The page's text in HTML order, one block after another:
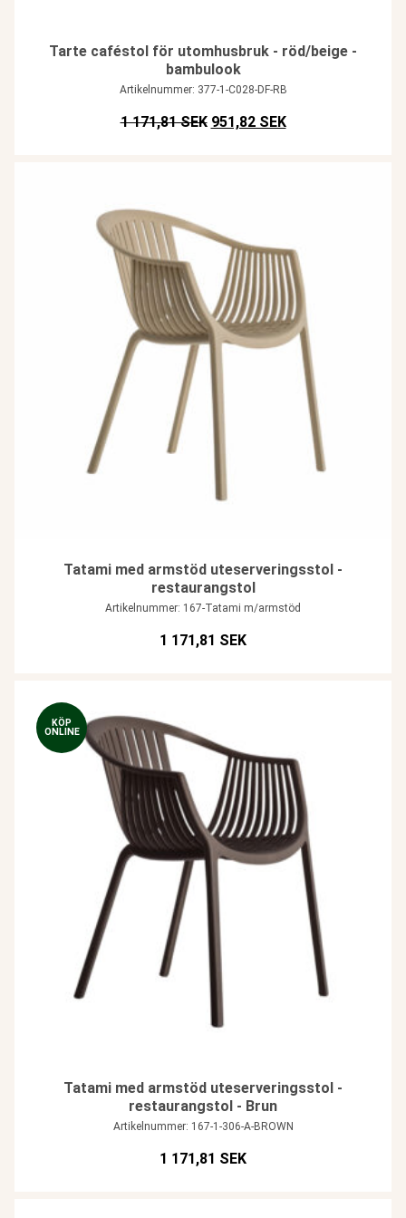
Tarte caféstol för utomhusbruk - röd/beige -
bambulook
Artikelnummer: 377-1-C028-DF-RB
1 171,81 SEK Det ursprungliga priset var:
951,82 SEKDet nuvarande
Tatami med armstöd uteserveringsstol -
restaurangstol
Artikelnummer: 167-Tatami m/armstöd
1 171,81 SEK
KÖP
ONLINE
Tatami med armstöd uteserveringsstol -
restaurangstol - Brun
Artikelnummer: 167-1-306-A-BROWN
1 171,81 SEK